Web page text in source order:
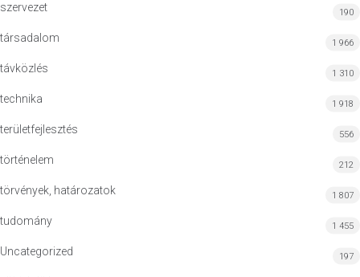
szervezet 190
társadalom 1 966
távközlés 1 310
technika 1 918
területfejlesztés 556
történelem 212
törvények, határozatok 1 807
tudomány 1 455
Uncategorized 197